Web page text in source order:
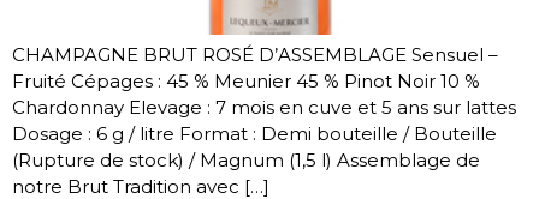
CHAMPAGNE BRUT ROSÉ D’ASSEMBLAGE Sensuel –
Fruité Cépages : 45 % Meunier 45 % Pinot Noir 10 %
Chardonnay Elevage : 7 mois en cuve et 5 ans sur lattes
Dosage : 6 g / litre Format : Demi bouteille / Bouteille
(Rupture de stock) / Magnum (1,5 l) Assemblage de
notre Brut Tradition avec […]